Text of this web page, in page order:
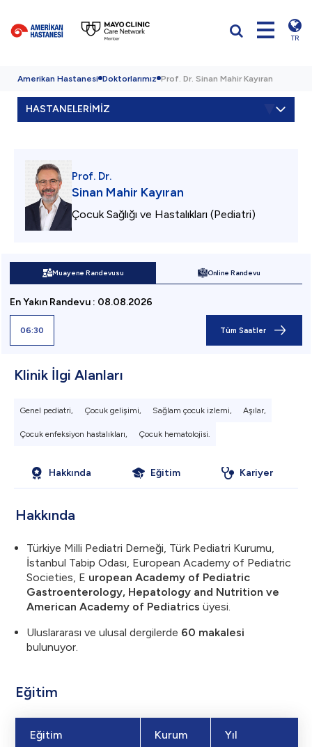
TR
Amerikan Hastanesi Doktorlarımız Prof. Dr. Sinan Mahir Kayıran
HASTANELERİMİZ
Prof. Dr.
Sinan Mahir Kayıran
Çocuk Sağlığı ve Hastalıkları (Pediatri)
Muayene Randevusu Online Randevu
En Yakın Randevu : 08.08.2026
06:30 Tüm Saatler
Klinik İlgi Alanları
Genel pediatri, Çocuk gelişimi, Sağlam çocuk izlemi, Aşılar,
Çocuk enfeksiyon hastalıkları, Çocuk hematolojisi.
Hakkında Eğitim Kariyer
Hakkında
Türkiye Milli Pediatri Derneği, Türk Pediatri Kurumu,
İstanbul Tabip Odası, European Academy of Pediatric
Societies, E uropean Academy of Pediatric
Gastroenterology, Hepatology and Nutrition ve
American Academy of Pediatrics üyesi.
Uluslararası ve ulusal dergilerde 60 makalesi
bulunuyor.
Eğitim
Eğitim Kurum Yıl